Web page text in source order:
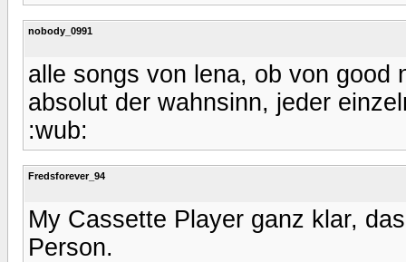
nobody_0991
alle songs von lena, ob von good
absolut der wahnsinn, jeder
:wub:
Fredsforever_94
My Cassette Player ganz klar,
Person.